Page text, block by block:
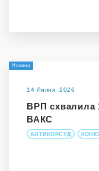
Новина
14 Липня, 2026
ВРП схвалила
ВАКС
АНТИКОРСУД